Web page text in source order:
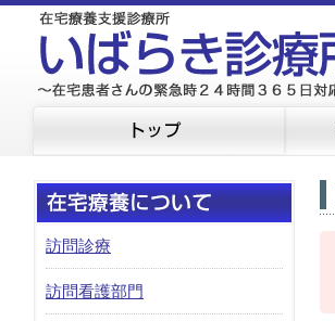
訪問診療
訪問看護部門